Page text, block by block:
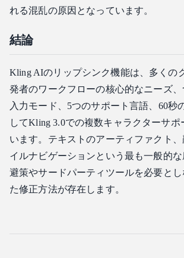
れる混乱の原因となっています。
結論
Kling AIのリップシンク機能は、多くの
発者のワークフローの核心的なニーズ
入力モード、5つのサポート言語、60秒
してKling 3.0での複数キャラクターサポ
います。テキストのアーティファクト
イルナビゲーションという最も一般的
避策やサードパーティツールを必要と
た修正方法が存在します。